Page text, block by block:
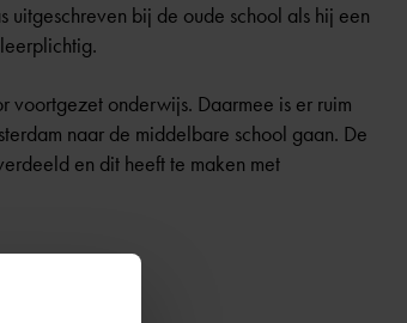
uitgeschreven bij de oude school als hij een
voortgezet onderwijs. Daarmee is er ruim
naar de middelbare school gaan. De
en dit heeft te maken met